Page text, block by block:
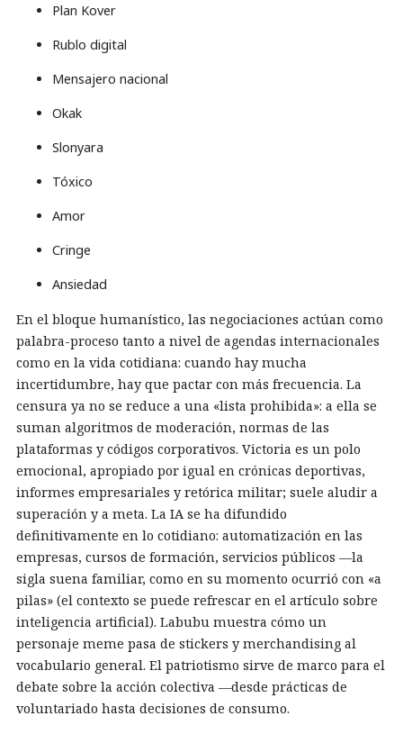
Plan Kover
Rublo digital
Mensajero nacional
Okak
Slonyara
Tóxico
Amor
Cringe
Ansiedad
En el bloque humanístico, las negociaciones actúan como
palabra-proceso tanto a nivel de agendas internacionales
como en la vida cotidiana: cuando hay mucha
incertidumbre, hay que pactar con más frecuencia. La
censura ya no se reduce a una «lista prohibida»: a ella se
suman algoritmos de moderación, normas de las
plataformas y códigos corporativos. Victoria es un polo
emocional, apropiado por igual en crónicas deportivas,
informes empresariales y retórica militar; suele aludir a
superación y a meta. La IA se ha difundido
definitivamente en lo cotidiano: automatización en las
empresas, cursos de formación, servicios públicos —la
sigla suena familiar, como en su momento ocurrió con «a
pilas» (el contexto se puede refrescar en el artículo sobre
inteligencia artificial). Labubu muestra cómo un
personaje meme pasa de stickers y merchandising al
vocabulario general. El patriotismo sirve de marco para el
debate sobre la acción colectiva —desde prácticas de
voluntariado hasta decisiones de consumo.